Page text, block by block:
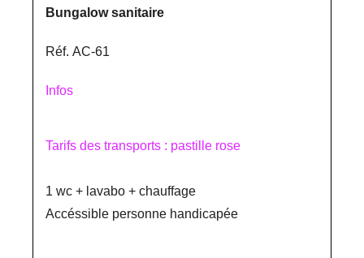
Bungalow sanitaire
Réf. AC-61
Infos
Tarifs des transports : pastille rose
1 wc + lavabo + chauffage
Accéssible personne handicapée